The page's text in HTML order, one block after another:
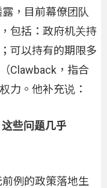
，目前幕僚团队
包括：政府机关持
可以持有的期限多
Clawback，指合
力。他补充说：
些问题几乎
例的政策落地生